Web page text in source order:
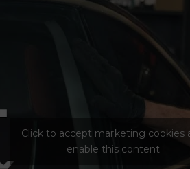
Click to accept marketing cookies
enable this content